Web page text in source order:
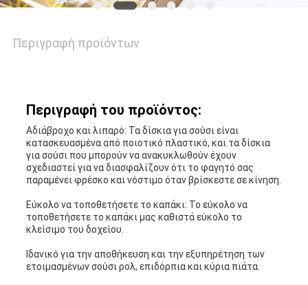
Περιγραφή προϊόντων
Περιγραφή του προϊόντος:
Αδιάβροχο και λιπαρό: Τα δίσκια για σούσι είναι
κατασκευασμένα από ποιοτικό πλαστικό, και τα δίσκια
για σούσι που μπορούν να ανακυκλωθούν έχουν
σχεδιαστεί για να διασφαλίζουν ότι το φαγητό σας
παραμένει φρέσκο και νόστιμο όταν βρίσκεστε σε κίνηση.
Εύκολο να τοποθετήσετε το καπάκι: Το εύκολο να
τοποθετήσετε το καπάκι μας καθιστά εύκολο το
κλείσιμο του δοχείου.
Ιδανικό για την αποθήκευση και την εξυπηρέτηση των
ετοιμασμένων σούσι ρολ, επιδόρπια και κύρια πιάτα.